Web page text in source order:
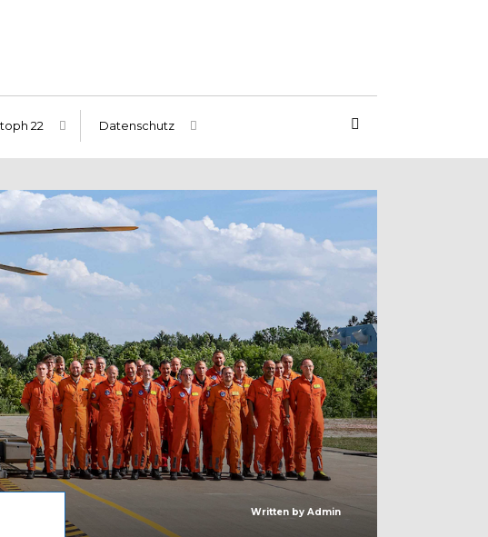
22 Datenschutz
Written by Admin